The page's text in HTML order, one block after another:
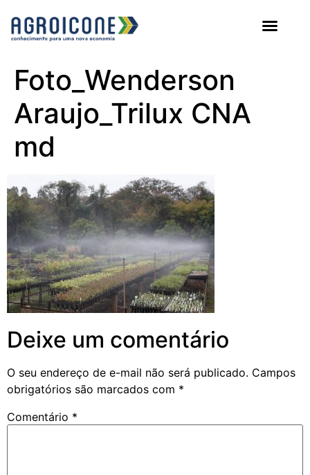
Foto_Wenderson
Araujo_Trilux CNA
md
Deixe um comentário
O seu endereço de e-mail não será publicado. Campos
obrigatórios são marcados com *
Comentário *